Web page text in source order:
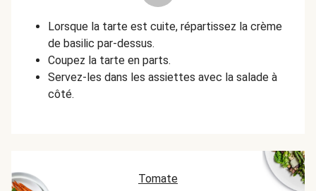
Lorsque la tarte est cuite, répartissez la crème
de basilic par-dessus.
Coupez la tarte en parts.
Servez-les dans les assiettes avec la salade à
côté.
Tomate